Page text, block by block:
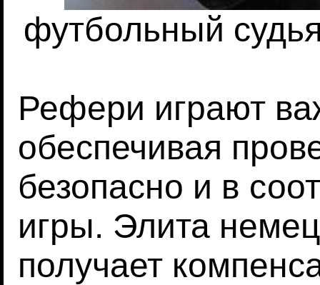
футбольный
Рефери играют
обеспечивая
безопасно и в
игры. Элита
получает